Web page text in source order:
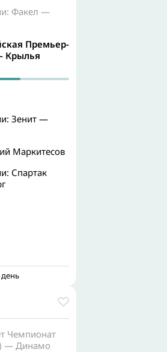
Факел —
Премьер-
Крылья
Зенит —
Маркитесов
Спартак
Чемпионат
— Динамо